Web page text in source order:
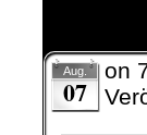
Aug.
07
on